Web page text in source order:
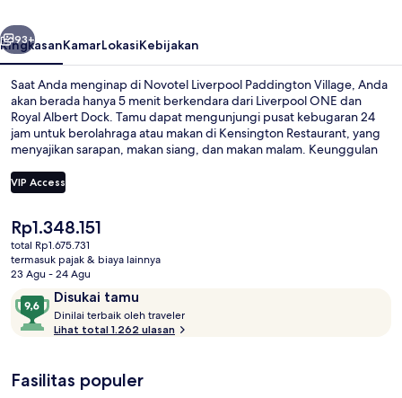
Berikutnya
93+
RingkasanKamarLokasiKebijakan
Saat Anda menginap di Novotel Liverpool Paddington Village, Anda
akan berada hanya 5 menit berkendara dari Liverpool ONE dan
Royal Albert Dock. Tamu dapat mengunjungi pusat kebugaran 24
jam untuk berolahraga atau makan di Kensington Restaurant, yang
menyajikan sarapan, makan siang, dan makan malam. Keunggulan
menyukai tempat tidur di kamar dan staf.
VIP Access
Harga
saat
ini
Rp1.348.151
Rp1.348.151
total Rp1.675.731
termasuk pajak & biaya lainnya
23 Agu - 24 Agu
Ulasan Disukai tamu
9,6
dari
10,
tamu
Dinilai terbaik oleh traveler
Lihat total 1.262 ulasan
Fasilitas populer